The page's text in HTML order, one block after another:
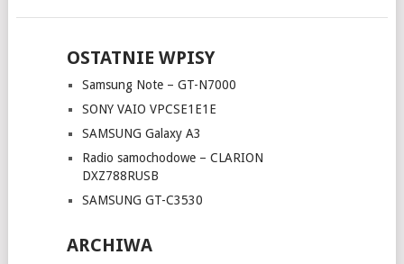
OSTATNIE WPISY
Samsung Note – GT-N7000
SONY VAIO VPCSE1E1E
SAMSUNG Galaxy A3
Radio samochodowe – CLARION
DXZ788RUSB
SAMSUNG GT-C3530
ARCHIWA